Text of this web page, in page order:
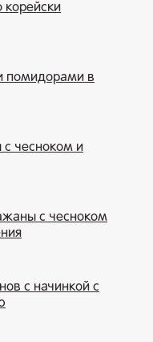
корейски
помидорами в
чесноком и
с чесноком
с начинкой с